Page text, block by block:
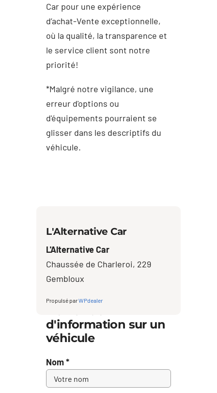
Car pour une expérience
d’achat-Vente exceptionnelle,
où la qualité, la transparence et
le service client sont notre
priorité!
*Malgré notre vigilance, une
erreur d'options ou
d'équipements pourraient se
glisser dans les descriptifs du
véhicule.
L'Alternative Car
L'Alternative Car
Chaussée de Charleroi, 229
Gembloux
Propulsé parWPdealer
d'information sur un
véhicule
Nom *